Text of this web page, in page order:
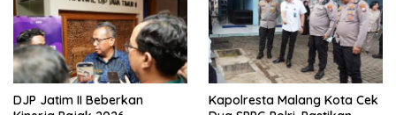
DJP Jatim II Beberkan
Kapolresta Malang Kota Cek